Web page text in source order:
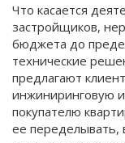
Что касается
застройщиков,
бюджета до
технические
предлагают
инжиниринговую
покупателю
ее переделывать,